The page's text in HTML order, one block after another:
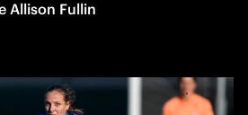
Allison Fullin